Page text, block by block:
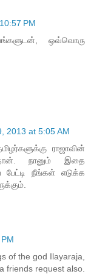
PM
ஒவ்வொரு
2013 at 5:05 AM
ராஜாவின்
நானும் இதை
பேட்டி நீங்கள் எடுக்க
of the god Ilayaraja,
friends request also.